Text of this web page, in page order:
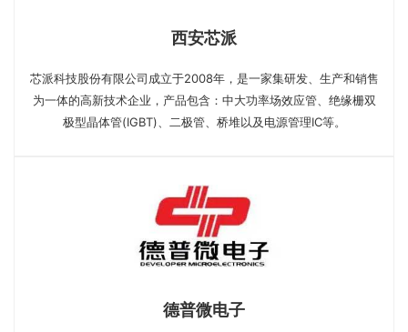
西安芯派
芯派科技股份有限公司成立于2008年，是一家集研发、生产和销售
为一体的高新技术企业，产品包含：中大功率场效应管、绝缘栅双
极型晶体管(IGBT)、二极管、桥堆以及电源管理IC等。
德普微电子